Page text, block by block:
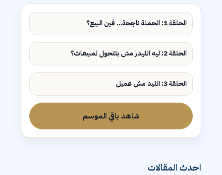
الحلقة 1: الحملة ناجحة... فين البيع؟
الحلقة 2: ليه الليدز مش بتتحول لمبيعات؟
الحلقة 3: الليد مش عميل
شاهد باقي الموسم
احدث المقالات